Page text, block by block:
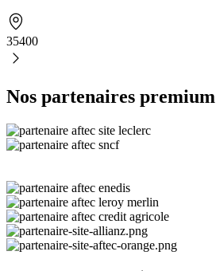
35400
Nos partenaires premium